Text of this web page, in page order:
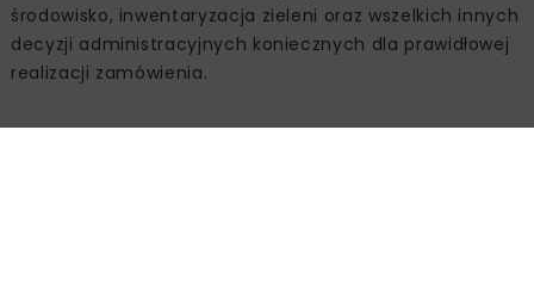
środowisko, inwentaryzacja zieleni oraz wszelkich innych
decyzji administracyjnych koniecznych dla prawidłowej
realizacji zamówienia.